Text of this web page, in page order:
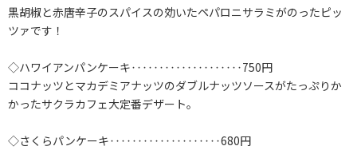
黒胡椒と赤唐辛子のスパイスの効いたペパロニサラミがのったピッ
ツァです！
◇ハワイアンパンケーキ‥‥‥‥‥‥‥‥‥‥750円
ココナッツとマカデミアナッツのダブルナッツソースがたっぷりか
かったサクラカフェ大定番デザート。
◇さくらパンケーキ‥‥‥‥‥‥‥‥‥‥680円